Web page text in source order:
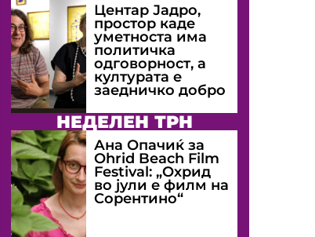
Центар Јадро,
простор каде
уметноста има
политичка
одговорност, а
културата е
заедничко добро
НЕДЕЛЕН ТРН
Ана Опачиќ за
Оhrid Beach Film
Festival: „Охрид
во јули е филм на
Сорентино“